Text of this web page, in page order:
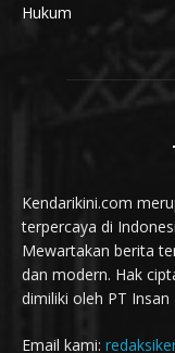
Hukum
Kendarikini.com
terpercaya di
Mewartakan berita
dan modern. Hak
dimiliki oleh PT Insan
Email kami: